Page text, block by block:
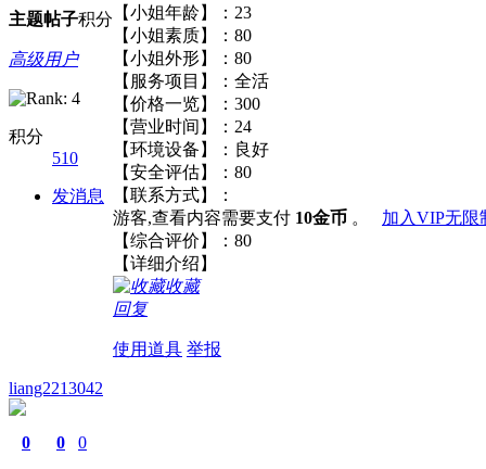
主题帖子积分
高级用户
积分
510
发消息
【小姐年龄】：23
【小姐素质】：80
【小姐外形】：80
【服务项目】：全活
【价格一览】：300
【营业时间】：24
【环境设备】：良好
【安全评估】：80
【联系方式】：
游客,查看内容需要支付 10金币 。 加入VIP无限
【综合评价】：80
【详细介绍】
收藏
回复
使用道具 举报
liang2213042
0 0 0